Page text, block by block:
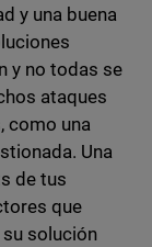
y una buena
y no todas se
ataques
como una
Una
de tus
que
solución